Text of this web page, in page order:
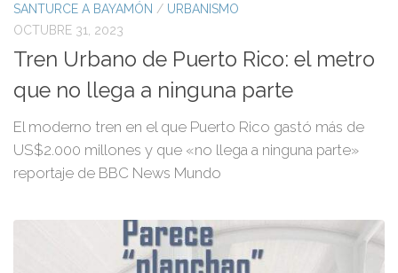
SANTURCE A BAYAMÓN / URBANISMO
OCTUBRE 31, 2023
Tren Urbano de Puerto Rico: el metro
que no llega a ninguna parte
El moderno tren en el que Puerto Rico gastó más de
US$2.000 millones y que «no llega a ninguna parte»
reportaje de BBC News Mundo